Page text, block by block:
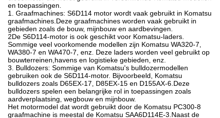
en toepassingen.
1. Graafmachines: S6D114 motor wordt vaak gebruikt in Komatsu
graafmachines.Deze graafmachines worden vaak gebruikt in
gebieden zoals de bouw, mijnbouw en aardbevingen.
2De S6D114-motor is ook geschikt voor Komatsu-laders.
Sommige veel voorkomende modellen zijn Komatsu WA320-7,
WA380-7 en WA470-7, enz. Deze laders worden veel gebruikt op
bouwterreinen,havens en logistieke gebieden, enz.
3. Bulldozers: Sommige van Komatsu's bulldozermodellen
gebruiken ook de S6D114-motor. Bijvoorbeeld, Komatsu
bulldozers zoals D65EX-17, D85EX-15 en D155AX-6.Deze
bulldozers spelen een belangrijke rol in toepassingen zoals
aardverplaatsing, wegbouw en mijnbouw.
Het motormodel dat wordt gebruikt door de Komatsu PC300-8
graafmachine is meestal de Komatsu SAA6D114E-3.Naast de